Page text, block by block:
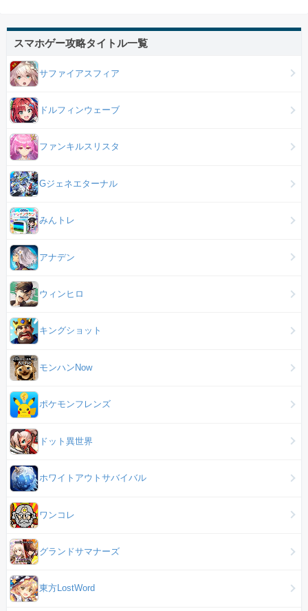
スマホゲー攻略タイトル一覧
サファイアスフィア
ドルフィンウェーブ
ファンキルスリスタ
Gジェネエターナル
みんトレ
アナデン
ウィンヒロ
キングショット
モンハンNow
ポケモンフレンズ
ドット異世界
ホワイトアウトサバイバル
ワンコレ
グランドサマナーズ
東方LostWord